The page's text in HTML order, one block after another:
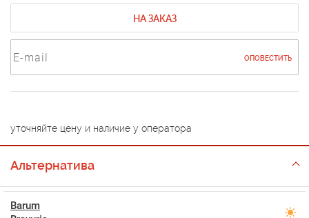
НА ЗАКАЗ
ОПОВЕСТИТЬ
уточняйте цену и наличие у оператора
Альтернатива
Barum